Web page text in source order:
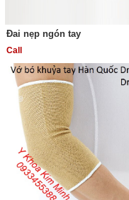
Đai nẹp ngón tay
Call